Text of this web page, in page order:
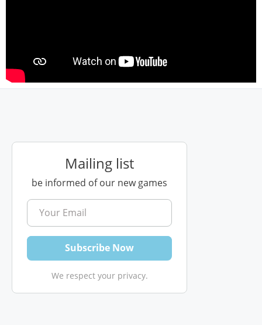
Mailing list
be informed of our new games
We respect your privacy.